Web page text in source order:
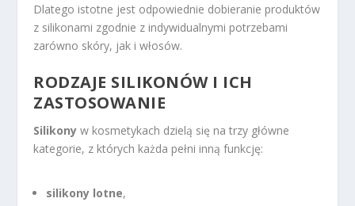
Dlatego istotne jest odpowiednie dobieranie produktów
z silikonami zgodnie z indywidualnymi potrzebami
zarówno skóry, jak i włosów.
RODZAJE SILIKONÓW I ICH
ZASTOSOWANIE
Silikony w kosmetykach dzielą się na trzy główne
kategorie, z których każda pełni inną funkcję:
silikony lotne,